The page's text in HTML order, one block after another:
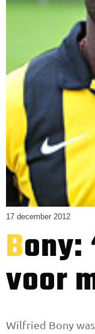
17 december 2012
Bony: ‘Dansje was
voor
Wilfried Bony